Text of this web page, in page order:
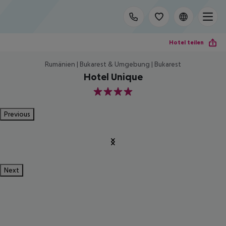
Hotel teilen
Rumänien | Bukarest & Umgebung | Bukarest
Hotel Unique
4
Previous
Next